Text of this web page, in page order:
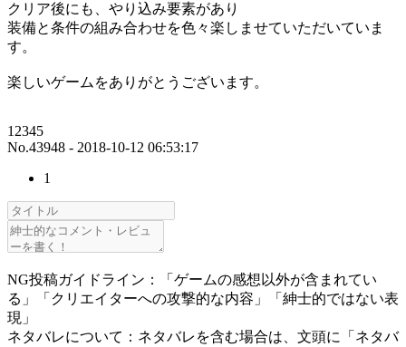
クリア後にも、やり込み要素があり
装備と条件の組み合わせを色々楽しませていただいていま
す。
楽しいゲームをありがとうございます。
12345
No.43948 - 2018-10-12 06:53:17
1
NG投稿ガイドライン：「ゲームの感想以外が含まれてい
る」「クリエイターへの攻撃的な内容」「紳士的ではない表
現」
ネタバレについて：ネタバレを含む場合は、文頭に「ネタバ